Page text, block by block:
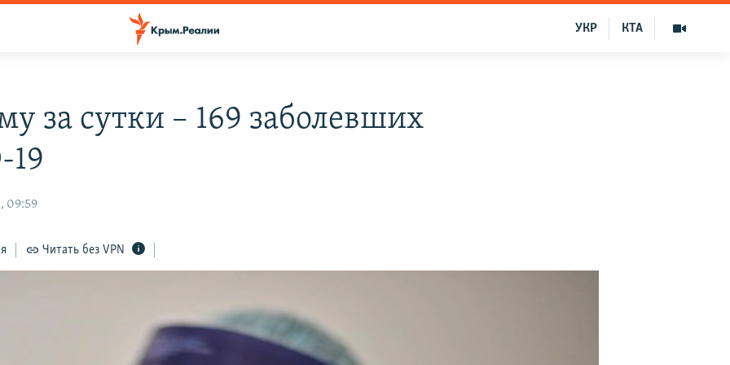
КТА
УКР
за сутки – 169 заболевших
19
09:59
Читать без VPN